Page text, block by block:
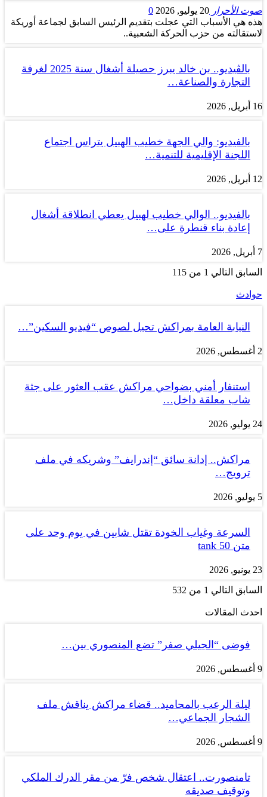
صوت الأحرار 20 يوليو, 2026
0
هذه هي الأسباب التي عجلت بتقديم الرئيس السابق لجماعة أوريكة
لاستقالته من حزب الحركة الشعبية..
بالڤيديو.. بن خالد يبرز حصيلة أشغال سنة 2025 لغرفة
التجارة والصناعة…
16 أبريل, 2026
بالفيديو: والي الجهة خطيب الهبيل يتراس اجتماع
اللجنة الإقليمية للتنمية…
12 أبريل, 2026
بالفيديو.. الوالي خطيب لهبيل يعطي انطلاقة أشغال
إعادة بناء قنطرة على…
7 أبريل, 2026
السابق التالي 1 من 115
حوادث
النيابة العامة بمراكش تحيل لصوص “فيديو السكين”…
2 أغسطس, 2026
استنفار أمني بضواحي مراكش عقب العثور على جثة
شاب معلقة داخل…
24 يوليو, 2026
مراكش.. إدانة سائق “إندرايف” وشريكه في ملف
ترويج…
5 يوليو, 2026
السرعة وغياب الخودة تقتل شابين في يوم وحد على
متن tank 50
23 يونيو, 2026
السابق التالي 1 من 532
احدث المقالات
فوضى “الجيلي صفر” تضع المنصوري بين…
9 أغسطس, 2026
ليلة الرعب بالمحاميد.. قضاء مراكش يناقش ملف
الشجار الجماعي…
9 أغسطس, 2026
تامنصورت.. اعتقال شخص فرّ من مقر الدرك الملكي
وتوقيف صديقه